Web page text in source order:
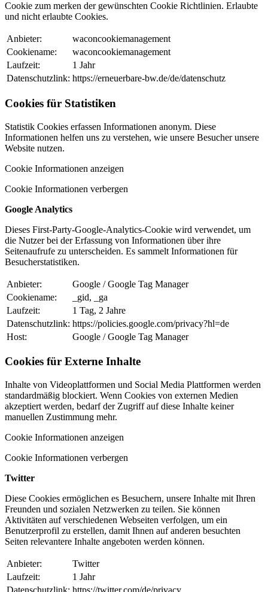
Cookie zum merken der gewünschten Cookie Richtlinien. Erlaubte
und nicht erlaubte Cookies.
Anbieter:
waconcookiemanagement
Cookiename:
waconcookiemanagement
Laufzeit:
1 Jahr
Datenschutzlink: https://erneuerbare-bw.de/de/datenschutz
Cookies für Statistiken
Statistik Cookies erfassen Informationen anonym. Diese
Informationen helfen uns zu verstehen, wie unsere Besucher unsere
Website nutzen.
Cookie Informationen anzeigen
Cookie Informationen verbergen
Google Analytics
Dieses First-Party-Google-Analytics-Cookie wird verwendet, um
die Nutzer bei der Erfassung von Informationen über ihre
Seitenaufrufe zu unterscheiden. Es sammelt Informationen für
Besucherstatistiken.
Anbieter:
Google / Google Tag Manager
Cookiename:
_gid, _ga
Laufzeit:
1 Tag, 2 Jahre
Datenschutzlink: https://policies.google.com/privacy?hl=de
Host:
Google / Google Tag Manager
Cookies für Externe Inhalte
Inhalte von Videoplattformen und Social Media Plattformen werden
standardmäßig blockiert. Wenn Cookies von externen Medien
akzeptiert werden, bedarf der Zugriff auf diese Inhalte keiner
manuellen Zustimmung mehr.
Cookie Informationen anzeigen
Cookie Informationen verbergen
Twitter
Diese Cookies ermöglichen es Besuchern, unsere Inhalte mit Ihren
Freunden und sozialen Netzwerken zu teilen. Sie können
Aktivitäten auf verschiedenen Webseiten verfolgen, um ein
Benutzerprofil zu erstellen, damit Ihnen auf anderen besuchten
Seiten relevantere Inhalte angeboten werden können.
Anbieter:
Twitter
Laufzeit:
1 Jahr
Datenschutzlink: https://twitter.com/de/privacy